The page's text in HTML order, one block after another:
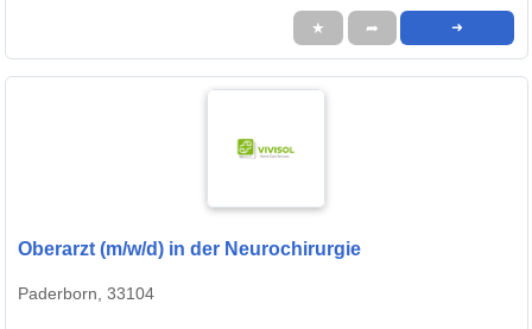
★ ➦ ➜
Oberarzt (m/w/d) in der Neurochirurgie
Paderborn, 33104